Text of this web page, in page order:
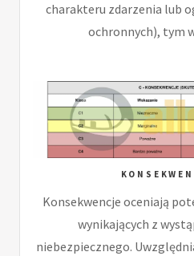
charakteru zdarzenia lub
ochronnych), tym
Konsekwencje oceniają
wynikających z
niebezpiecznego.